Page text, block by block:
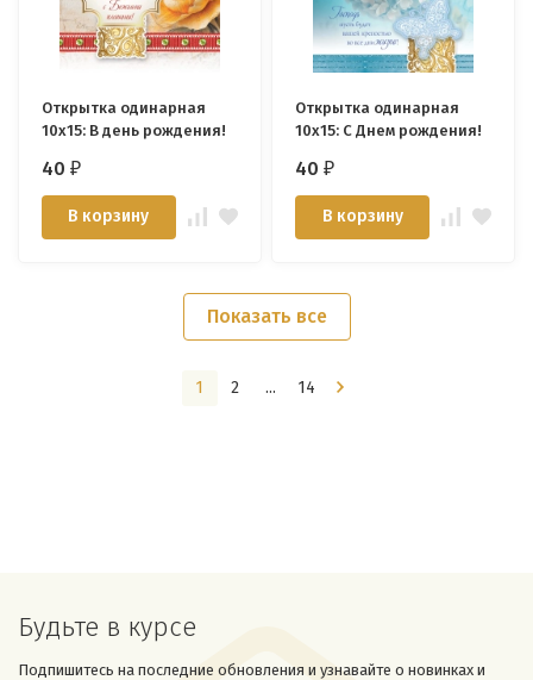
Открытка одинарная
10x15: В день рождения!
40₽
В корзину
Открытка одинарная
10x15: С Днем рождения!
40₽
В корзину
Показать все
1 2 ... 14
Будьте в курсе
Подпишитесь на последние обновления и узнавайте о новинках и